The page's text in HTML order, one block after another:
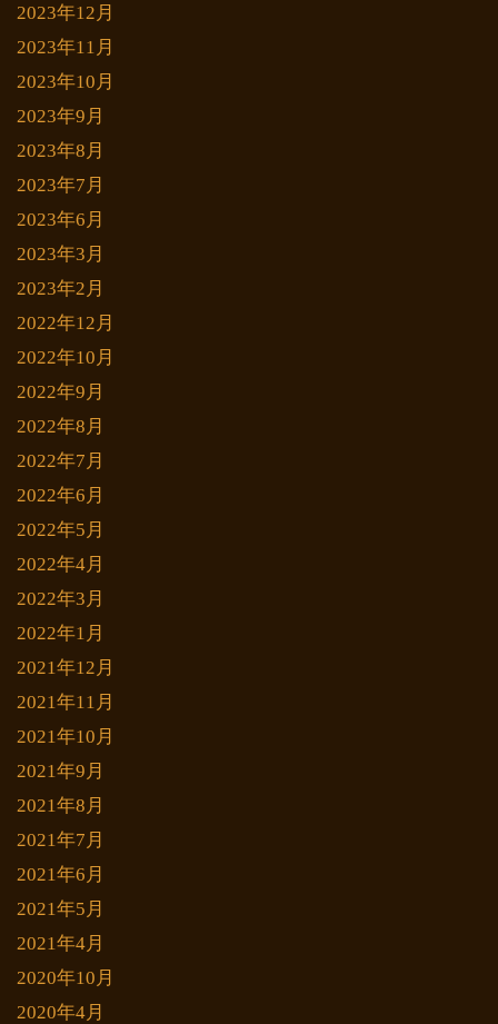
2023年12月
2023年11月
2023年10月
2023年9月
2023年8月
2023年7月
2023年6月
2023年3月
2023年2月
2022年12月
2022年10月
2022年9月
2022年8月
2022年7月
2022年6月
2022年5月
2022年4月
2022年3月
2022年1月
2021年12月
2021年11月
2021年10月
2021年9月
2021年8月
2021年7月
2021年6月
2021年5月
2021年4月
2020年10月
2020年4月